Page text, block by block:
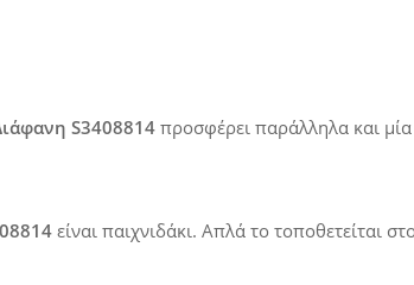
S3408814προσφέρει παράλληλα και
είναι παιχνιδάκι. Απλά το τοποθετείται